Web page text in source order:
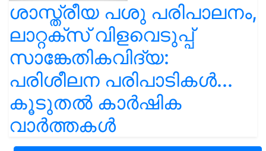
ശാസ്ത്രീയ പശു പരിപാലനം,
ലാറ്റക്സ് വിളവെടുപ്പ്
സാങ്കേതികവിദ്യ:
പരിശീലന പരിപാടികൾ...
കൂടുതൽ കാർഷിക
വാർത്തകൾ